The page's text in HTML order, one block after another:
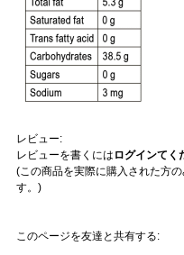
レビュー:
レビューを書くには ログインてく
(この商品を実際に購入された方
す。)
このページを友達と共有する: